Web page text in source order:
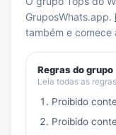
GruposWhats.app.
também e comece
Regras do grupo
Leia todas as
Proibido
Proibido